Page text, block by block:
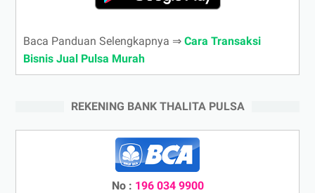
Baca Panduan Selengkapnya ⇒ Cara Transaksi
Bisnis Jual Pulsa Murah
REKENING BANK THALITA PULSA
No : 196 034 9900